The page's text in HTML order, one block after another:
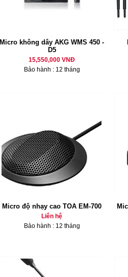
Micro không dây AKG WMS 450 -
D5
15,550,000 VNĐ
Bảo hành : 12 tháng
Micro độ nhạy cao TOA EM-700
Liên hệ
Bảo hành : 12 tháng